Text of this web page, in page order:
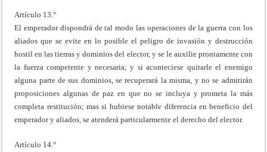
Artículo 13.°
El emperador dispondrá de tal modo las operaciones de la guerra con los
aliados que se evite en lo posible el peligro de invasión y destrucción
hostil en las tierras y dominios del elector, y se le auxilie prontamente con
la fuerza competente y necesaria; y si aconteciese quitarle el enemigo
alguna parte de sus dominios, se recuperará la misma, y no se admitirán
proposiciones algunas de paz en que no se incluya y prometa la más
completa restitución; mas si hubiese notable diferencia en beneficio del
emperador y aliados, se atenderá particularmente el derecho del elector.
Artículo 14.°